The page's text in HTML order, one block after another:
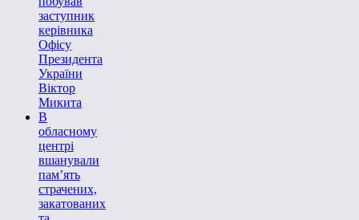
заступник
керівника
Офісу
Президента
України
Віктор
Микита
В
обласному
центрі
вшанували
пам’ять
страчених,
закатованих